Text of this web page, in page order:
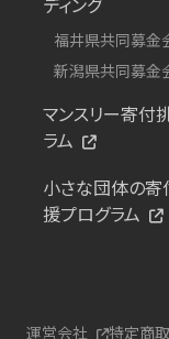
福井県共同募金
新潟県共同募金
マンスリー寄付
ラム
小さな団体の
援プログラム
運営会社 特定商